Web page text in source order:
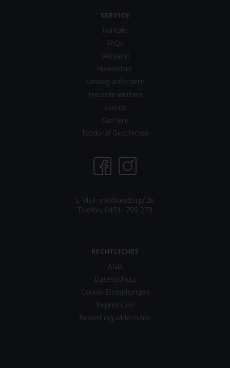
SERVICE
Kontakt
FAQs
Versand
Newsletter
Katalog anfordern
Freunde werben
Events
Karriere
Tesdorpf Geschichte
E-Mail: info@tesdorpf.de
Telefon: 0451- 799 270
RECHTLICHES
AGB
Datenschutz
Cookie-Einstellungen
Impressum
Bestellung widerrufen